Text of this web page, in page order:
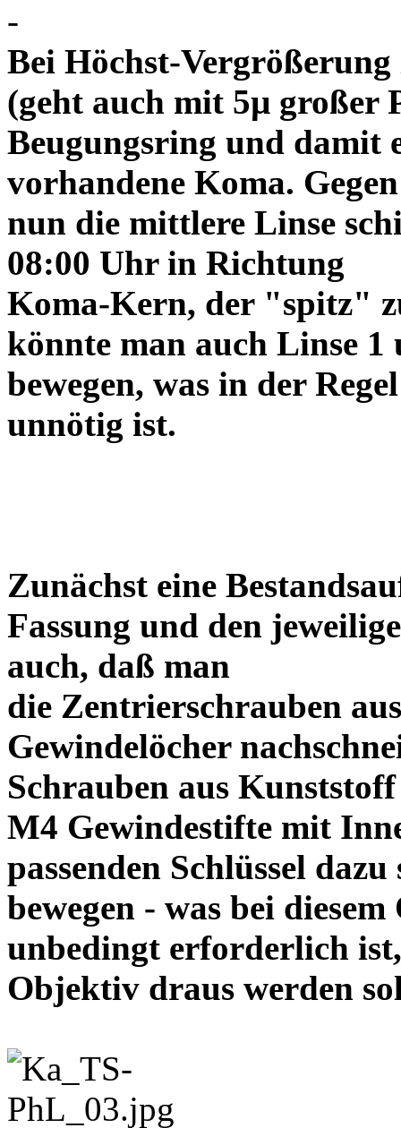
-
Bei Höchst-
(geht auch mit 5µ großer
Beugungsring und damit
vorhandene Koma.
nun die mittlere Linse
08:00 Uhr in Richtung
Koma-Kern, der "spitz"
könnte man auch Linse
bewegen, was in der Regel
unnötig ist.
Zunächst eine
Fassung und den
auch, daß man
die Zentrierschrauben
Gewindelöcher
Schrauben aus
M4 Gewindestifte mit
passenden Schlüssel
bewegen - was bei
unbedingt erforderlich
Objektiv draus